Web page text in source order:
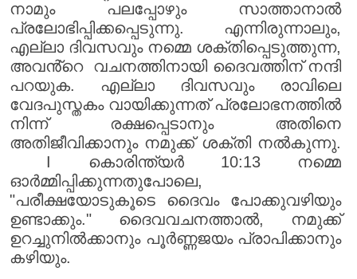
നാമും പലപ്പോഴും സാത്താനാൽ
പ്രലോഭിപ്പിക്കപ്പെടുന്നു. എന്നിരുന്നാലും,
എല്ലാ ദിവസവും നമ്മെ ശക്തിപ്പെടുത്തുന്ന,
അവൻ്റെ വചനത്തിനായി ദൈവത്തിന് നന്ദി
പറയുക. എല്ലാ ദിവസവും രാവിലെ
വേദപുസ്തകം വായിക്കുന്നത് പ്രലോഭനത്തിൽ
നിന്ന് രക്ഷപ്പെടാനും അതിനെ
അതിജീവിക്കാനും നമുക്ക് ശക്തി നൽകുന്നു.
I കൊരിന്ത്യർ 10:13 നമ്മെ
ഓർമ്മിപ്പിക്കുന്നതുപോലെ,
"പരീക്ഷയോടുകൂടെ ദൈവം പോക്കുവഴിയും
ഉണ്ടാക്കും." ദൈവവചനത്താൽ, നമുക്ക്
ഉറച്ചുനിൽക്കാനും പൂർണ്ണജയം പ്രാപിക്കാനും
കഴിയും.